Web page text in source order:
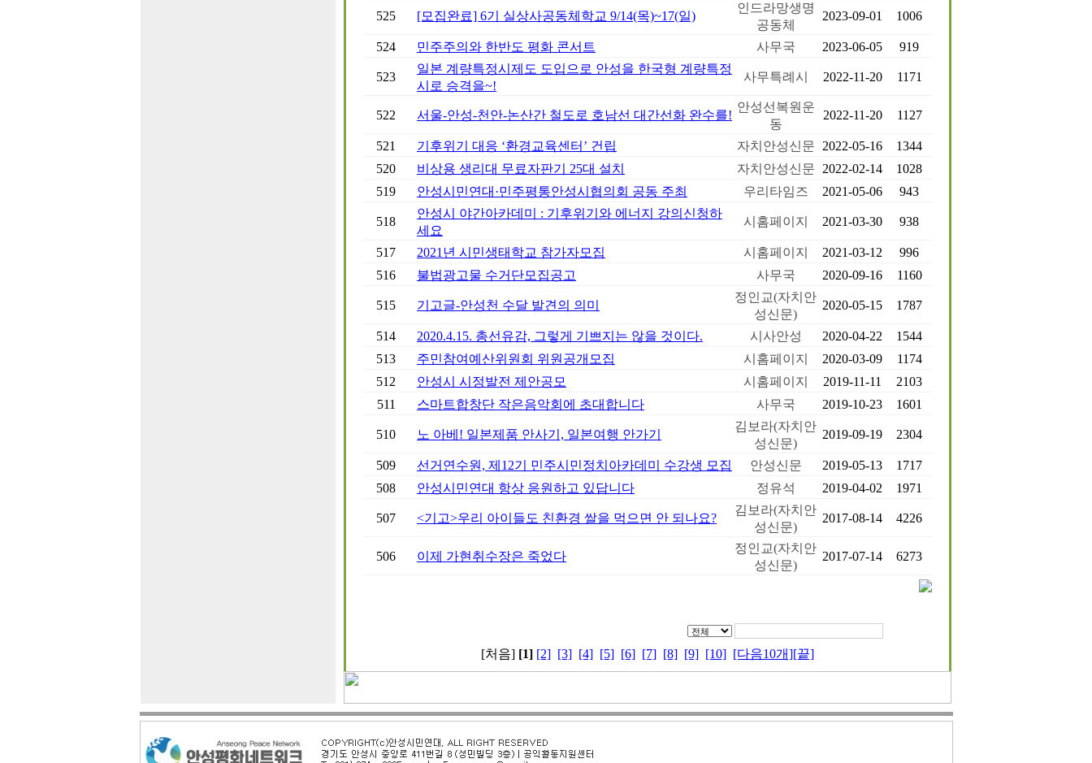
525 [모집완료] 6기 실상사공동체학교 9/14(목)~17(일)
인드라망생명
공동체
2023-09-01 1006
524 민주주의와 한반도 평화 콘서트 사무국 2023-06-05 919
523
일본 계량특정시제도 도입으로 안성을 한국형 계량특정
시로 승격을~!
사무특례시 2022-11-20 1171
522 서울-안성-천안-논산간 철도로 호남선 대간선화 완수를!
안성선복원운
동
2022-11-20 1127
521 기후위기 대응 ‘환경교육센터’ 건립 자치안성신문 2022-05-16
1344
520
비상용 생리대 무료자판기 25대 설치 자치안성신문 2022-02-14
1028
519
안성시민연대·민주평통안성시협의회 공동 주최 우리타임즈 2021-05-06 943
518
안성시 야간아카데미 : 기후위기와 에너지 강의신청하
세요
시홈페이지 2021-03-30 938
517 2021년 시민생태학교 참가자모집 시홈페이지 2021-03-12
996
516
불법광고물 수거단모집공고 사무국 2020-09-16 1160
515 기고글-안성천 수달 발견의 의미
정인교(자치안
성신문)
2020-05-15 1787
514 2020.4.15. 총선유감, 그렇게 기쁘지는 않을 것이다. 시사안성 2020-04-22
1544
513
주민참여예산위원회 위원공개모집 시홈페이지 2020-03-09
1174
512
안성시 시정발전 제안공모 시홈페이지 2019-11-11
2103
511
스마트합창단 작은음악회에 초대합니다 사무국 2019-10-23 1601
510 노 아베! 일본제품 안사기, 일본여행 안가기
김보라(자치안
성신문)
2019-09-19 2304
509 선거연수원, 제12기 민주시민정치아카데미 수강생 모집 안성신문 2019-05-13
1717
508
안성시민연대 항상 응원하고 있답니다 정유석 2019-04-02 1971
507 <기고>우리 아이들도 친환경 쌀을 먹으면 안 되나요?
김보라(자치안
성신문)
2017-08-14 4226
506 이제 가현취수장은 죽었다
정인교(자치안
성신문)
2017-07-14 6273
[처음] [1] [2] [3] [4] [5] [6] [7] [8] [9] [10] [다음10개][끝]